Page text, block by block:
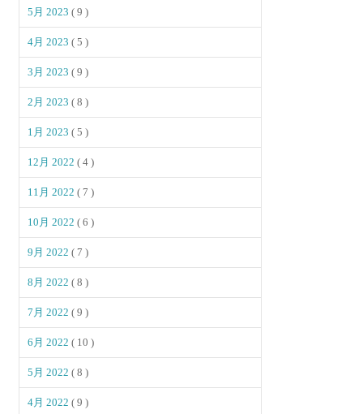
5月 2023( 9 )
4月 2023( 5 )
3月 2023( 9 )
2月 2023( 8 )
1月 2023( 5 )
12月 2022( 4 )
11月 2022( 7 )
10月 2022( 6 )
9月 2022( 7 )
8月 2022( 8 )
7月 2022( 9 )
6月 2022( 10 )
5月 2022( 8 )
4月 2022( 9 )